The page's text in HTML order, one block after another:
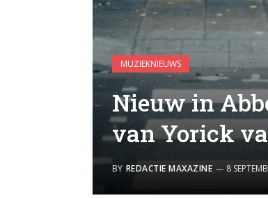
MUZIEKNIEUWS
Nieuw in
van Yorick
BY REDACTIE MAXAZINE 8